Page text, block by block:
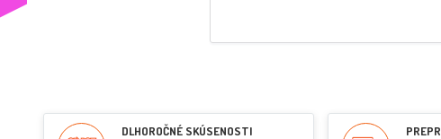
DLHOROČNÉ SKÚSENOSTI